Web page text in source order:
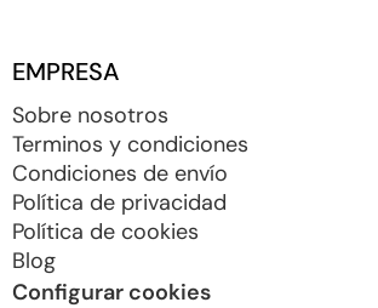
EMPRESA
Sobre nosotros
Terminos y condiciones
Condiciones de envío
Política de privacidad
Política de cookies
Blog
Configurar cookies